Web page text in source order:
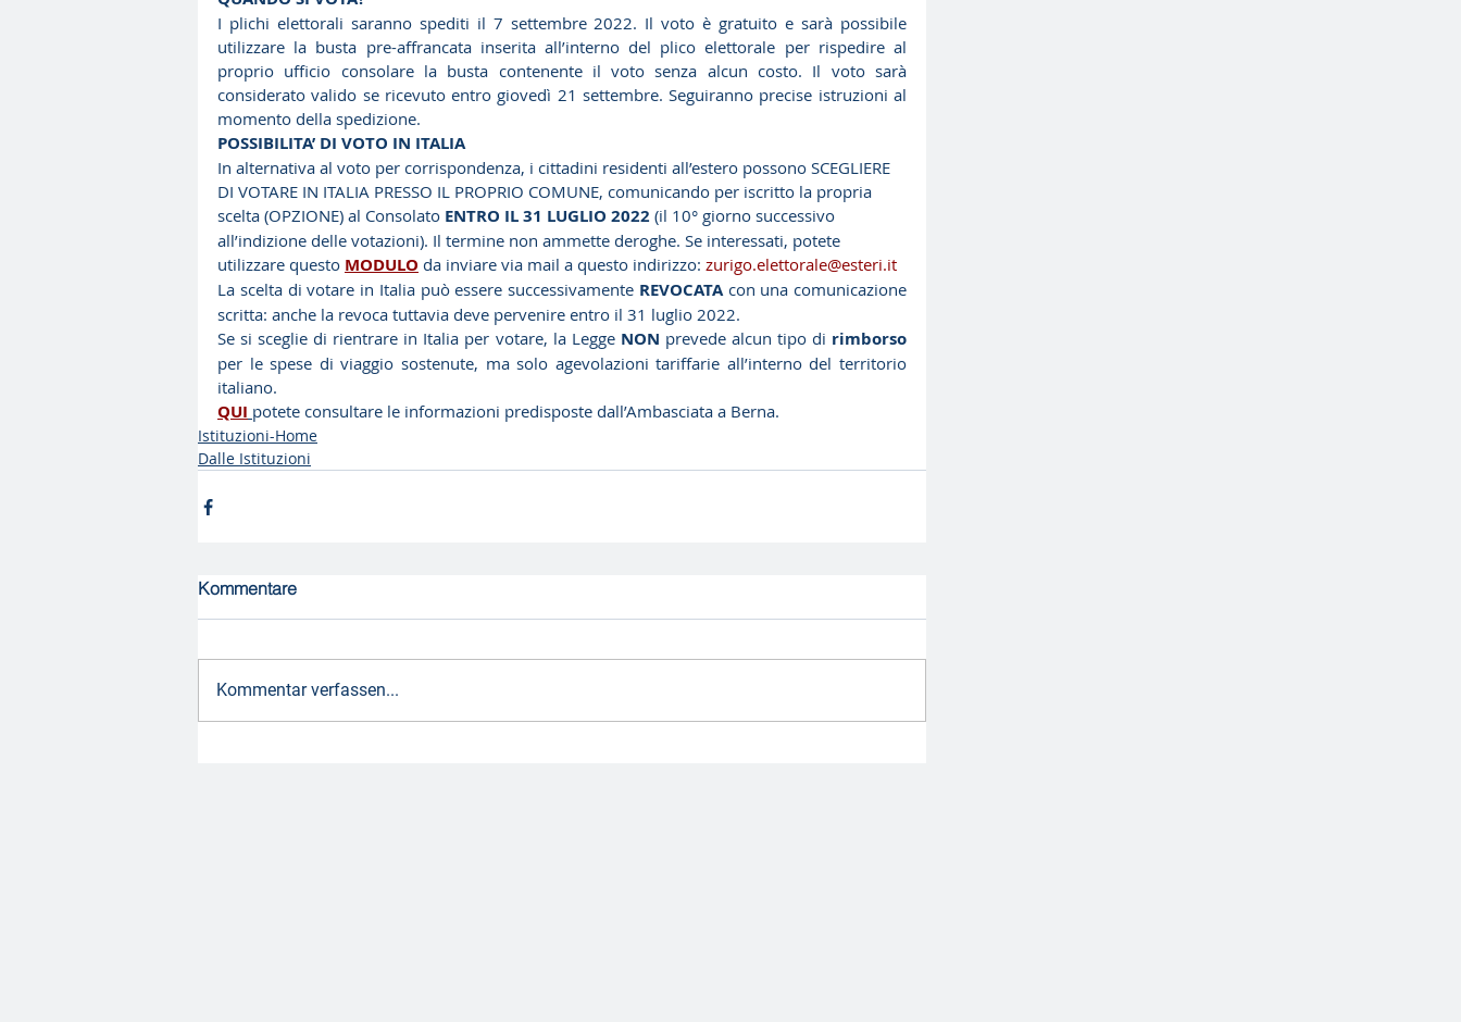
I plichi elettorali saranno spediti il 7 settembre 2022. Il voto è gratuito e sarà possibile
utilizzare la busta pre-affrancata inserita all’interno del plico elettorale per rispedire al
proprio ufficio consolare la busta contenente il voto senza alcun costo. Il voto sarà
considerato valido se ricevuto entro giovedì 21 settembre. Seguiranno precise istruzioni al
momento della spedizione.
POSSIBILITA’ DI VOTO IN ITALIA
In alternativa al voto per corrispondenza, i cittadini residenti all’estero possono SCEGLIERE
DI VOTARE IN ITALIA PRESSO IL PROPRIO COMUNE, comunicando per iscritto la propria
scelta (OPZIONE) al Consolato ENTRO IL 31 LUGLIO 2022 (il 10° giorno successivo
all’indizione delle votazioni). Il termine non ammette deroghe. Se interessati, potete
utilizzare questo MODULO da inviare via mail a questo indirizzo: zurigo.elettorale@esteri.it
La scelta di votare in Italia può essere successivamente REVOCATA con una comunicazione
scritta: anche la revoca tuttavia deve pervenire entro il 31 luglio 2022.
Se si sceglie di rientrare in Italia per votare, la Legge NON prevede alcun tipo di rimborso
per le spese di viaggio sostenute, ma solo agevolazioni tariffarie all’interno del territorio
italiano.
QUI potete consultare le informazioni predisposte dall’Ambasciata a Berna.
Istituzioni-Home
Dalle Istituzioni
Kommentare
Kommentar verfassen...